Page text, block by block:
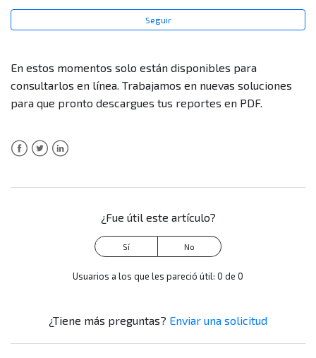
mercado y de Mis clientes de Plink?
negocio en Plink?
¿Cuáles son las categorías o sectores en las que
cancelarlo?
¿El servicio de Plink tiene algún costo? ¿cuánto es la
Más información
Seguir
En estos momentos solo están disponibles para
consultarlos en línea. Trabajamos en nuevas soluciones
para que pronto descargues tus reportes en PDF.
¿Fue útil este artículo?
Usuarios a los que les pareció útil: 0 de 0
¿Tiene más preguntas? Enviar una solicitud